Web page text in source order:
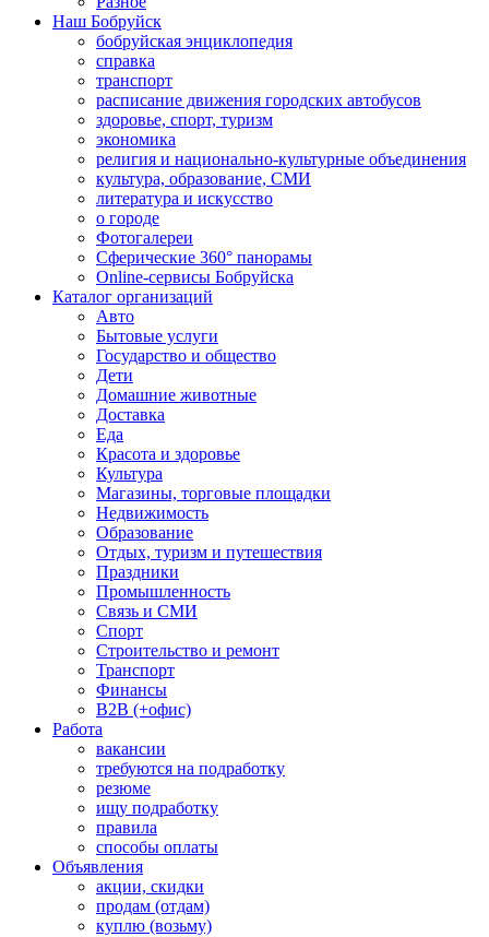
Наш Бобруйск
бобруйская энциклопедия
справка
транспорт
расписание движения городских автобусов
здоровье, спорт, туризм
экономика
религия и национально-культурные объединения
культура, образование, СМИ
литература и искусство
о городе
Фотогалереи
Сферические 360° панорамы
Online-сервисы Бобруйска
Каталог организаций
Авто
Бытовые услуги
Государство и общество
Дети
Домашние животные
Доставка
Еда
Красота и здоровье
Культура
Магазины, торговые площадки
Недвижимость
Образование
Отдых, туризм и путешествия
Праздники
Промышленность
Связь и СМИ
Спорт
Строительство и ремонт
Транспорт
Финансы
B2B (+офис)
Работа
вакансии
требуются на подработку
резюме
ищу подработку
правила
способы оплаты
Объявления
акции, скидки
продам (отдам)
куплю (возьму)